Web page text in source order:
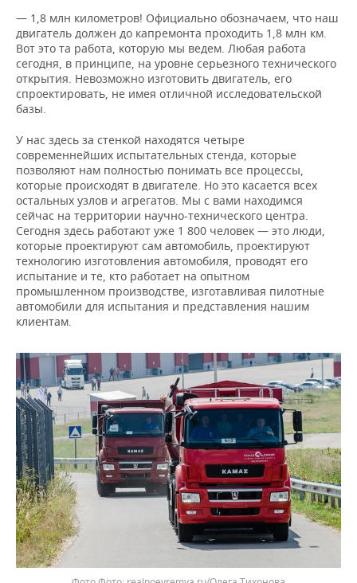
— 1,8 млн километров! Официально обозначаем, что наш
двигатель должен до капремонта проходить 1,8 млн км.
Вот это та работа, которую мы ведем. Любая работа
сегодня, в принципе, на уровне серьезного технического
открытия. Невозможно изготовить двигатель, его
спроектировать, не имея отличной исследовательской
базы.
У нас здесь за стенкой находятся четыре
современнейших испытательных стенда, которые
позволяют нам полностью понимать все процессы,
которые происходят в двигателе. Но это касается всех
остальных узлов и агрегатов. Мы с вами находимся
сейчас на территории научно-технического центра.
Сегодня здесь работают уже 1 800 человек — это люди,
которые проектируют сам автомобиль, проектируют
технологию изготовления автомобиля, проводят его
испытание и те, кто работает на опытном
промышленном производстве, изготавливая пилотные
автомобили для испытания и представления нашим
клиентам.